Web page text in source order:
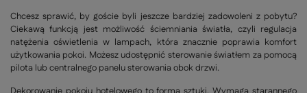
Chcesz sprawić, by goście byli jeszcze bardziej zadowoleni z pobytu?
Ciekawą funkcją jest możliwość ściemniania światła, czyli regulacja
natężenia oświetlenia w lampach, która znacznie poprawia komfort
użytkowania pokoi. Możesz udostępnić sterowanie światłem za pomocą
pilota lub centralnego panelu sterowania obok drzwi.